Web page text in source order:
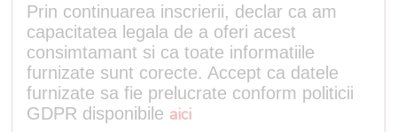
Prin continuarea inscrierii, declar ca am
capacitatea legala de a oferi acest
consimtamant si ca toate informatiile
furnizate sunt corecte. Accept ca datele
furnizate sa fie prelucrate conform politicii
GDPR disponibile aici